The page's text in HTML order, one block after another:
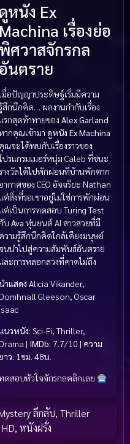
ดูหนัง Ex
Machina เรื่องย่อ
พิศวาสจักรกล
นตราย
เมื่อปัญญาประดิษฐ์เริ่มมีความ
สึกนึกคิด… ผลงานกำกับเรื่อง
แรกสุดท้าทายของ Alex Garland
ากคุณเข้ามา ดูหนัง Ex Machina
คุณจะได้พบกับเรื่องราวของ
ปรแกรมเมอร์หนุ่ม Caleb ที่ชนะ
างวัลได้ไปพักผ่อนที่บ้านพักตาก
ากาศของ CEO อัจฉริยะ Nathan
แต่สิ่งที่รอเขาอยู่ไม่ใช่การพักผ่อน
แต่เป็นการทดสอบ Turing Test
บ Ava หุ่นยนต์ AI สาวสวยที่มี
ความรู้สึกนึกคิดใกล้เคียงมนุษย์
จนนำไปสู่ความสัมพันธ์อันตราย
และการหลอกลวงที่คาดไม่ถึง
ำแสดง Alicia Vikander,
Domhnall Gleeson, Oscar
Isaac
นวหนัง: Sci-Fi, Thriller,
Drama | IMDb: 7.7/10 | ความ
าว: 1ชม. 48น.
ดสอบหัวใจจักรกลคลิกเลย
ลึกลับ, Thriller
, หนังฝรั่ง